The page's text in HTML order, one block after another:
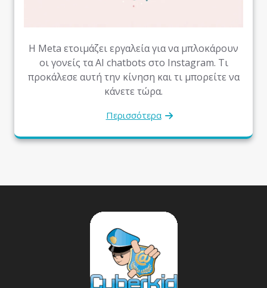
Η Meta ετοιμάζει εργαλεία για να μπλοκάρουν
οι γονείς τα AI chatbots στο Instagram. Τι
προκάλεσε αυτή την κίνηση και τι μπορείτε να
κάνετε τώρα.
Περισσότερα